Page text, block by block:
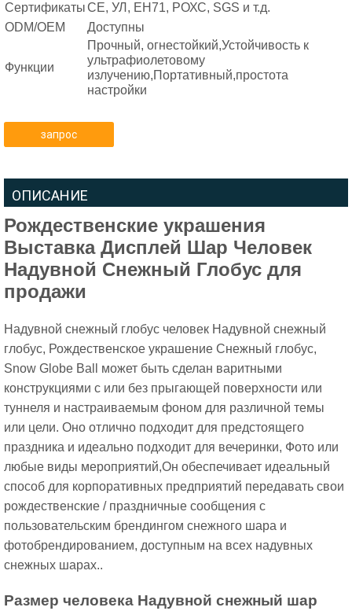
СертификатыСЕ, УЛ, ЕН71, РОХС, SGS и т.д.
ODM/OEM
Доступны
Функции
Прочный, огнестойкий,Устойчивость к
ультрафиолетовому
излучению,Портативный,простота
настройки
запрос
ОПИСАНИЕ
Рождественские украшения
Выставка Дисплей Шар Человек
Надувной Снежный Глобус для
продажи
Надувной снежный глобус человек Надувной снежный
глобус, Рождественское украшение Снежный глобус,
Snow Globe Ball может быть сделан варитными
конструкциями с или без прыгающей поверхности или
туннеля и настраиваемым фоном для различной темы
или цели. Оно отлично подходит для предстоящего
праздника и идеально подходит для вечеринки, Фото или
любые виды мероприятий,Он обеспечивает идеальный
способ для корпоративных предприятий передавать свои
рождественские / праздничные сообщения с
пользовательским брендингом снежного шара и
фотобрендированием, доступным на всех надувных
снежных шарах..
Размер человека Надувной снежный шар